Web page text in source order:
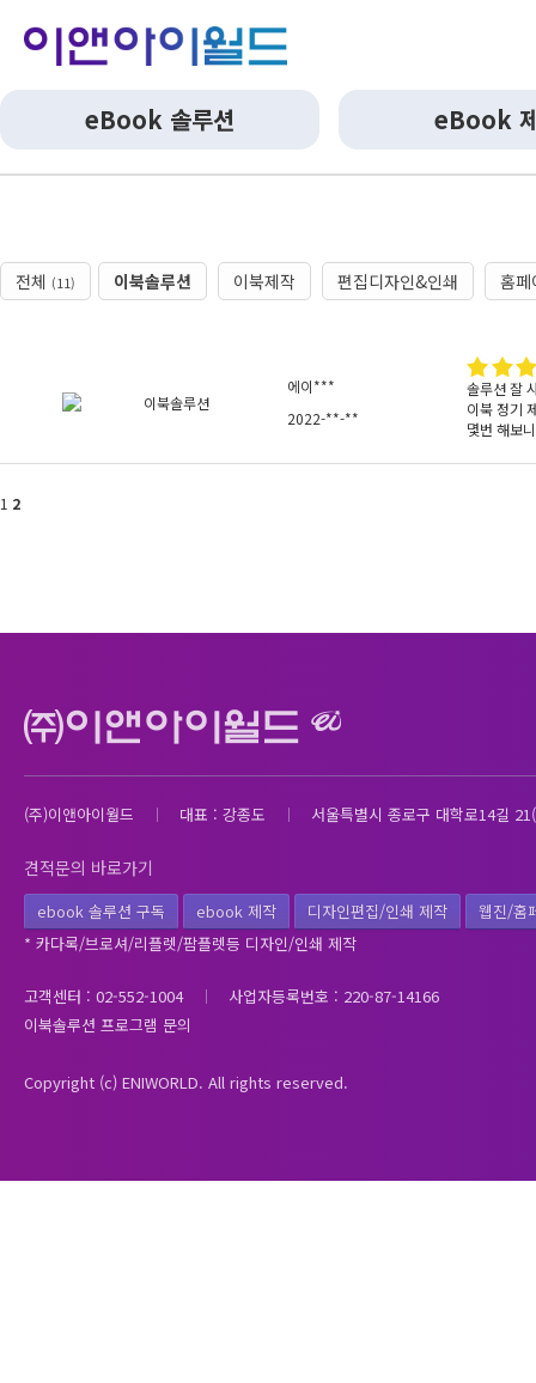
eBook 솔루션 eBook
전체 (11) 이북솔루션 이북제작 편집디자인&인쇄 홈
이북솔루션
에이***
2022-**-**
솔루션 잘
이북 정기
몇번 해보
1 2
(주)이앤아이월드 대표 : 강종도 서울특별시 종로구 대학로14길
견적문의 바로가기
ebook 솔루션 구독 ebook 제작 디자인편집/인쇄 제작
웹진/홈
* 카다록/브로셔/리플렛/팜플렛등 디자인/인쇄 제작
고객센터 : 02-552-1004
사업자등록번호 : 220-87-14166
이북솔루션 프로그램 문의
Copyright (c) ENIWORLD. All rights reserved.